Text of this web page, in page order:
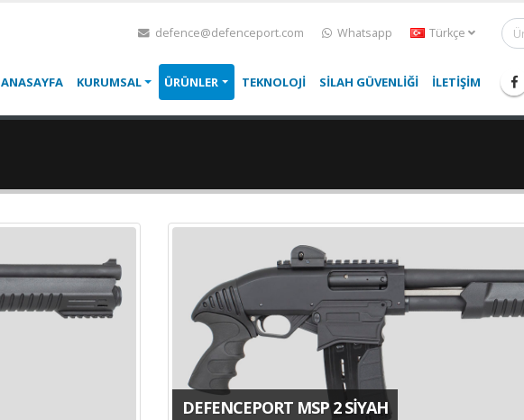
defence@defenceport.com Whatsapp Türkçe
ANASAYFA KURUMSAL ÜRÜNLER TEKNOLOJİ SİLAH GÜVENLİĞİ İLETİŞİM
DEFENCEPORT MSP 2 SİYAH